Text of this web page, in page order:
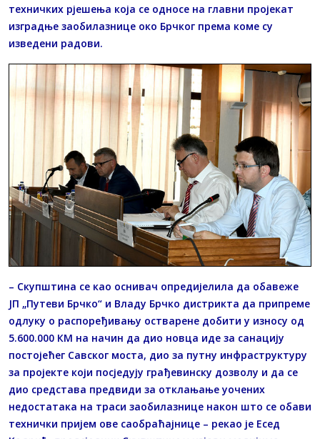
техничких рјешења која се односе на главни пројекат
изградње заобилазнице око Брчког према коме су
изведени радови.
– Скупштина се као оснивач опредијелила да обавеже
ЈП „Путеви Брчко“ и Владу Брчко дистрикта да припреме
одлуку о распоређивању остварене добити у износу од
5.600.000 КМ на начин да дио новца иде за санацију
постојећег Савског моста, дио за путну инфраструктуру
за пројекте који посједују грађевинску дозволу и да се
дио средстава предвиди за отклањање уочених
недостатака на траси заобилазнице након што се обави
технички пријем ове саобраћајнице – рекао је Есед